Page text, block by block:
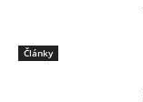
Články